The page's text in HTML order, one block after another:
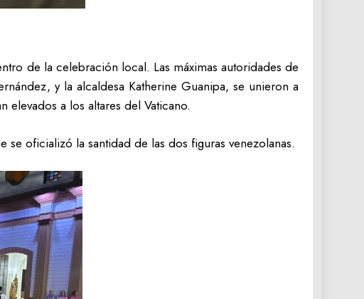
de la celebración local. Las máximas autoridades de
y la alcaldesa Katherine Guanipa, se unieron a
elevados a los altares del Vaticano.
oficializó la santidad de las dos figuras venezolanas.